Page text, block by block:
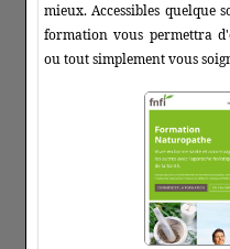
mieux. Accessibles quelque
formation vous permettra
ou tout simplement vous